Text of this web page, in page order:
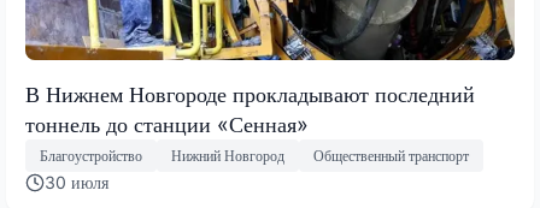
В Нижнем Новгороде прокладывают последний
тоннель до станции «Сенная»
Благоустройство Нижний Новгород Общественный транспорт
30 июля